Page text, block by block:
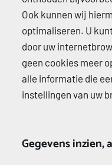
Ook kunnen wij
optimaliseren. U
door uw
geen cookies meer
alle informatie die
instellingen van uw
Gegevens inzien,